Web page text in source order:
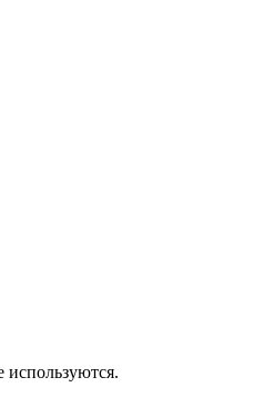
используются.